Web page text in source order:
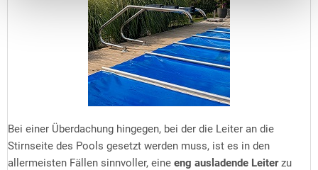
Bei einer Überdachung hingegen, bei der die Leiter an die
Stirnseite des Pools gesetzt werden muss, ist es in den
allermeisten Fällen sinnvoller, eine eng ausladende Leiterzu